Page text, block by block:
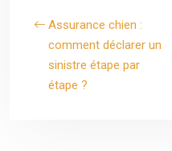
Assurance chien :
comment déclarer un
sinistre étape par
étape ?